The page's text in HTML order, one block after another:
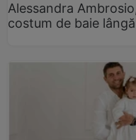
Alessandra
costum de baie